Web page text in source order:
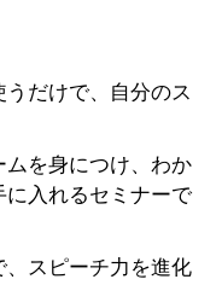
だけで、自分のス
を身につけ、わか
に入れるセミナーで
スピーチ力を進化